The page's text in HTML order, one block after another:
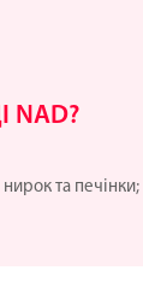
NAD?
та печінки;